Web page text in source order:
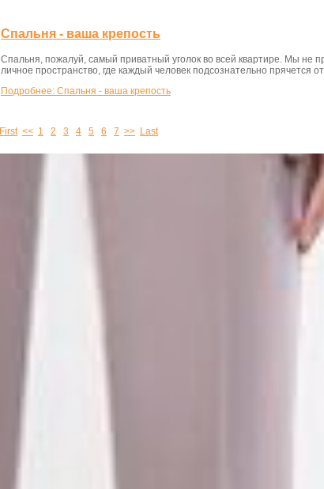
Спальня - ваша крепость
Спальня, пожалуй, самый приватный уголок во всей квартире. Мы не
личное пространство, где каждый человек подсознательно прячется
Подробнее: Спальня - ваша крепость
First << 1 2 3 4 5 6 7 >> Last